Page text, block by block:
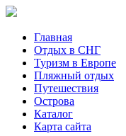
Главная
Отдых в СНГ
Туризм в Европе
Пляжный отдых
Путешествия
Острова
Каталог
Карта сайта